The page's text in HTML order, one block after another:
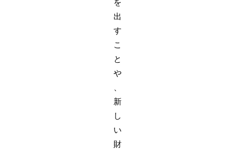
を
出
す
こ
と
や
新
し
い
財